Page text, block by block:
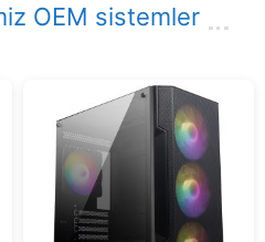
OEM sistemler